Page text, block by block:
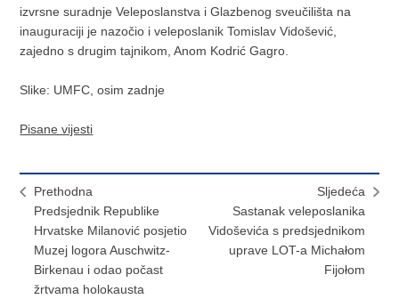
izvrsne suradnje Veleposlanstva i Glazbenog sveučilišta na
inauguraciji je nazočio i veleposlanik Tomislav Vidošević,
zajedno s drugim tajnikom, Anom Kodrić Gagro.
Slike: UMFC, osim zadnje
Pisane vijesti
Prethodna
Predsjednik Republike
Hrvatske Milanović posjetio
Muzej logora Auschwitz-
Birkenau i odao počast
žrtvama holokausta
Sljedeća
Sastanak veleposlanika
Vidoševića s predsjednikom
uprave LOT-a Michałom
Fijołom